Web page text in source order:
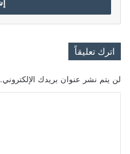
اترك تعليقاً
لن يتم نشر عنوان بريدك الإلكتروني.